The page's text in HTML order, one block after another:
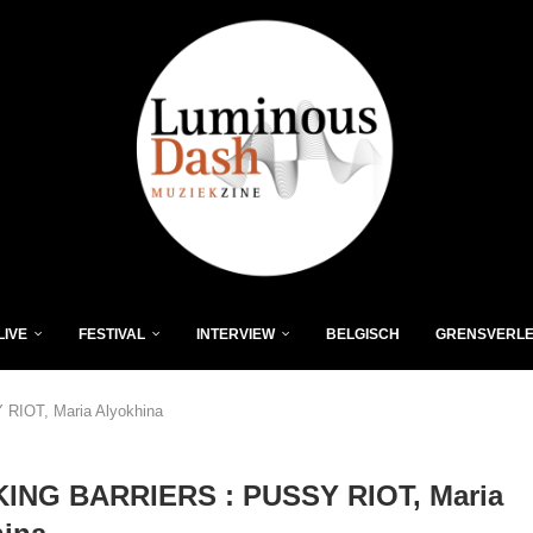
FESTIVAL INTERVIEW BELGISCH
Maria Alyokhina
BARRIERS : PUSSY RIOT, Maria